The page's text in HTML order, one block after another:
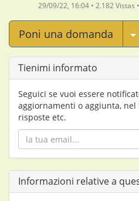
29/09/22, 16:04 • 2.182 Vistas •
Poni una domanda
Tienimi informato
Seguici se vuoi essere
aggiornamenti o aggiunta,
risposte etc.
Informazioni relative a